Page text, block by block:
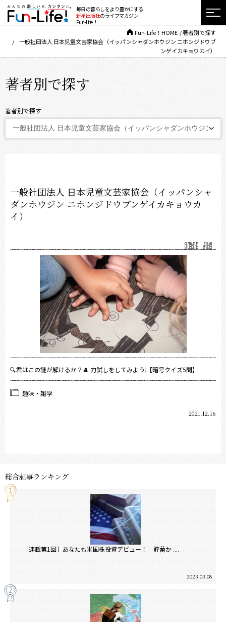
毎日の暮らしをより豊かにする
新星出版社のライフマガジン
Fun-Life！
Fun-Life！HOME
著者別で探す
一般社団法人 日本児童文芸家協会（イッパンシャダンホウジン ニホンジドウブ
ンゲイカキョウカイ）
著者別で探す
著者別で探す
一般社団法人 日本児童文芸家協会（イッパンシャ
ダンホウジン ニホンジドウブンゲイカキョウカ
イ）
🔍君はこの謎が解けるか？🎩 力試しをしてみよう❕【暗号クイズ5問】
趣味・雑学
2021.12.16
総合記事ランキング
［連載第1回］あなたも米国株投資デビュー！ 貯蓄か ....
2023.03.08